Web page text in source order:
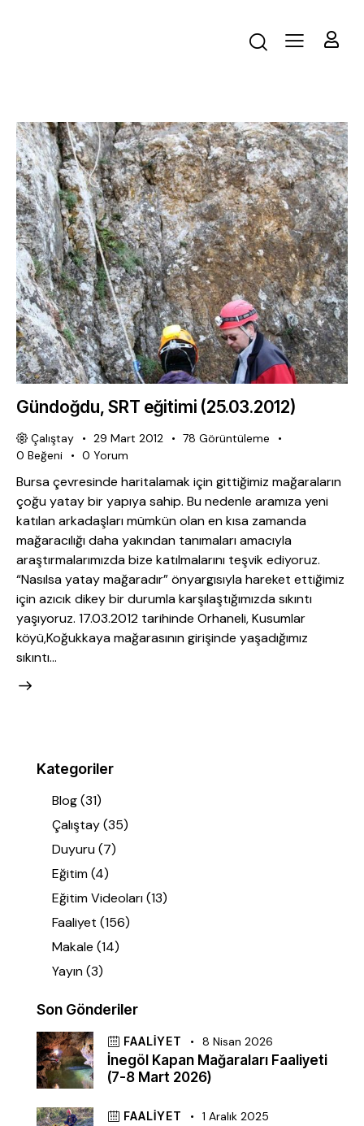
Gündoğdu, SRT eğitimi (25.03.2012)
Çalıştay 29 Mart 2012 78 Görüntüleme
0 Beğeni 0 Yorum
Bursa çevresinde haritalamak için gittiğimiz mağaraların
çoğu yatay bir yapıya sahip. Bu nedenle aramıza yeni
katılan arkadaşları mümkün olan en kısa zamanda
mağaracılığı daha yakından tanımaları amacıyla
araştırmalarımızda bize katılmalarını teşvik ediyoruz.
“Nasılsa yatay mağaradır” önyargısıyla hareket ettiğimiz
için azıcık dikey bir durumla karşılaştığımızda sıkıntı
yaşıyoruz. 17.03.2012 tarihinde Orhaneli, Kusumlar
köyü,Koğukkaya mağarasının girişinde yaşadığımız
sıkıntı…
Kategoriler
Blog(31)
Çalıştay(35)
Duyuru(7)
Eğitim(4)
Eğitim Videoları(13)
Faaliyet (156)
Makale (14)
Yayın(3)
Son Gönderiler
FAALIYET 8 Nisan 2026
İnegöl Kapan Mağaraları Faaliyeti
(7-8 Mart 2026)
FAALIYET 1 Aralık 2025